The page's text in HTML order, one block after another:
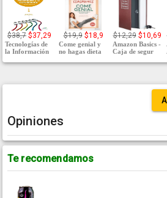
$38,7 $37,29
Tecnologías de
la Información
$19,9 $18,9
Come genial y
no hagas dieta
$12,29 $10,69
Amazon Basics -
Caja de segur
Opiniones
Te recomendamos